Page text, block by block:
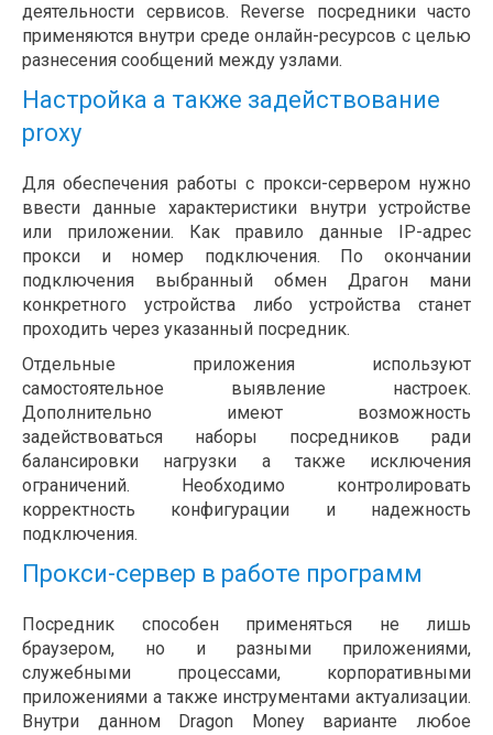
деятельности сервисов. Reverse посредники часто
применяются внутри среде онлайн-ресурсов с целью
разнесения сообщений между узлами.
Настройка а также задействование
proxy
Для обеспечения работы с прокси-сервером нужно
ввести данные характеристики внутри устройстве
или приложении. Как правило данные IP-адрес
прокси и номер подключения. По окончании
подключения выбранный обмен Драгон мани
конкретного устройства либо устройства станет
проходить через указанный посредник.
Отдельные приложения используют
самостоятельное выявление настроек.
Дополнительно имеют возможность
задействоваться наборы посредников ради
балансировки нагрузки а также исключения
ограничений. Необходимо контролировать
корректность конфигурации и надежность
подключения.
Прокси-сервер в работе программ
Посредник способен применяться не лишь
браузером, но и разными приложениями,
служебными процессами, корпоративными
приложениями а также инструментами актуализации.
Внутри данном Dragon Money варианте любое